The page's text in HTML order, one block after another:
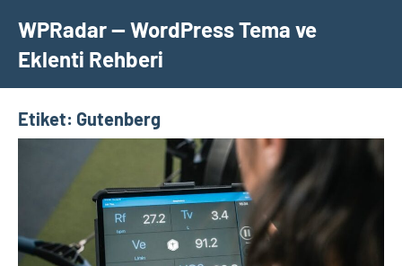
geçWPRadar — WordPress Tema ve
Eklenti Rehberi
Etiket: Gutenberg